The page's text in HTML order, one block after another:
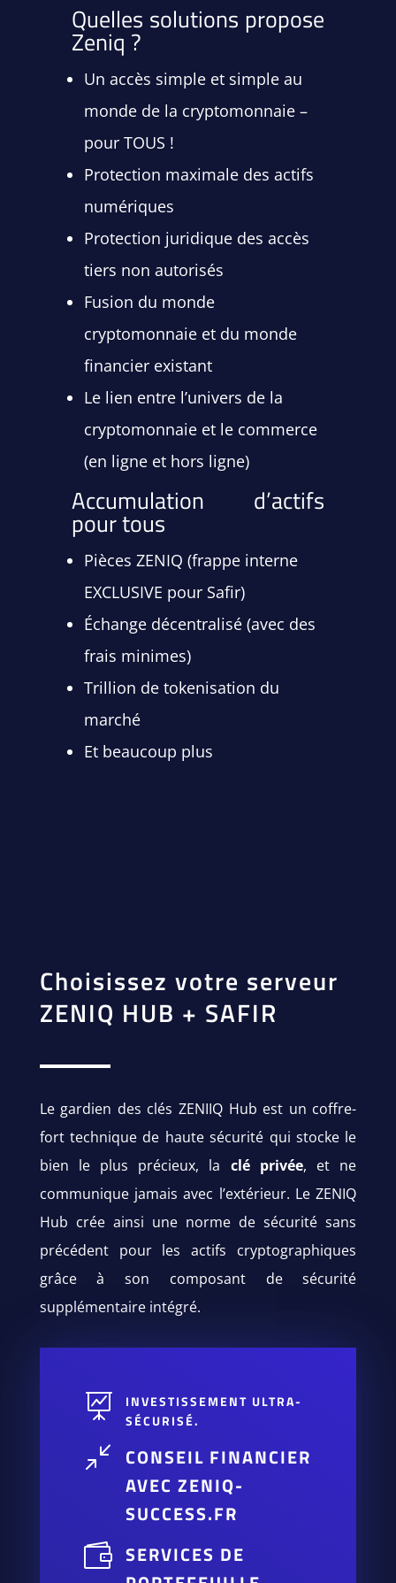
Quelles solutions propose
Zeniq ?
Un accès simple et simple au
monde de la cryptomonnaie –
pour TOUS !
Protection maximale des actifs
numériques
Protection juridique des accès
tiers non autorisés
Fusion du monde
cryptomonnaie et du monde
financier existant
Le lien entre l’univers de la
cryptomonnaie et le commerce
(en ligne et hors ligne)
Accumulation d’actifs
pour tous
Pièces ZENIQ (frappe interne
EXCLUSIVE pour Safir)
Échange décentralisé (avec des
frais minimes)
Trillion de tokenisation du
marché
Et beaucoup plus
Choisissez votre serveur
ZENIQ HUB + SAFIR
Le gardien des clés ZENIIQ Hub est un coffre-
fort technique de haute sécurité qui stocke le
bien le plus précieux, la clé privée, et ne
communique jamais avec l’extérieur. Le ZENIQ
Hub crée ainsi une norme de sécurité sans
précédent pour les actifs cryptographiques
grâce à son composant de sécurité
supplémentaire intégré.

INVESTISSEMENT ULTRA-
SÉCURISÉ.
/
CONSEIL FINANCIER
AVEC ZENIQ-
SUCCESS.FR
 SERVICES DE